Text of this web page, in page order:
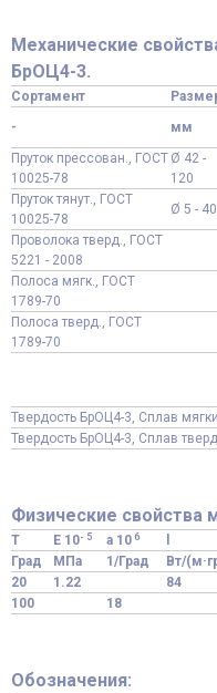
Механические
БрОЦ4-3.
Сортамент
-
мм
Пруток прессован., ГОСТ
10025-78
Ø 42 -
120
Пруток тянут., ГОСТ
10025-78
Ø 5 - 40
Проволока тверд., ГОСТ
5221 - 2008
Полоса мягк., ГОСТ
1789-70
Полоса тверд., ГОСТ
1789-70
Твердость БрОЦ4-3, Сплав
Твердость БрОЦ4-3, Сплав
Физические свойства
T E 10- 5 a 10 6
Град МПа 1/Град Вт/
20
1.22 84
100
18
Обозначения: